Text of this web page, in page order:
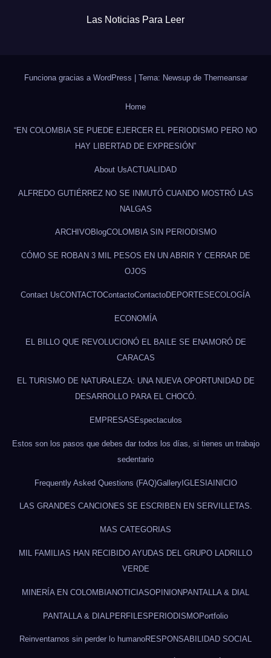
Las Noticias Para Leer
Funciona gracias a WordPress Tema: Newsup de Themeansar
Home
“EN COLOMBIA SE PUEDE EJERCER EL PERIODISMO PERO NO
HAY LIBERTAD DE EXPRESIÓN”
About UsACTUALIDAD
ALFREDO GUTIÉRREZ NO SE INMUTÓ CUANDO MOSTRÓ LAS
NALGAS
ARCHIVOBlogCOLOMBIA SIN PERIODISMO
CÓMO SE ROBAN 3 MIL PESOS EN UN ABRIR Y CERRAR DE
OJOS
Contact UsCONTACTOContactoContactoDEPORTES ECOLOGÍA
ECONOMÍA
EL BILLO QUE REVOLUCIONÓ EL BAILE SE ENAMORÓ DE
CARACAS
EL TURISMO DE NATURALEZA: UNA NUEVA OPORTUNIDAD DE
DESARROLLO PARA EL CHOCÓ.
EMPRESAS Espectaculos
Estos son los pasos que debes dar todos los días, si tienes un trabajo
sedentario
Frequently Asked Questions (FAQ)GalleryIGLESIAINICIO
LAS GRANDES CANCIONES SE ESCRIBEN EN SERVILLETAS.
MAS CATEGORIAS
MIL FAMILIAS HAN RECIBIDO AYUDAS DEL GRUPO LADRILLO
VERDE
MINERÍA EN COLOMBIA NOTICIASOPINION PANTALLA & DIAL
PANTALLA & DIAL PERFILESPERIODISMOPortfolio
Reinventarnos sin perder lo humanoRESPONSABILIDAD SOCIAL